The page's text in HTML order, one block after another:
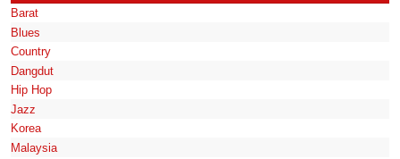
Barat
Blues
Country
Dangdut
Hip Hop
Jazz
Korea
Malaysia